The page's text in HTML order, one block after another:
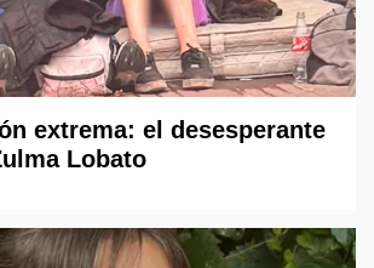
extrema: el desesperante
Lobato